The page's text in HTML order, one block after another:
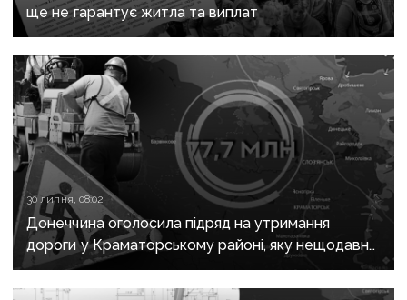
ще не гарантує житла та виплат
30 липня, 08:02
Донеччина оголосила підряд на утримання
дороги у Краматорському районі, яку нещодавно
вже ремонтували